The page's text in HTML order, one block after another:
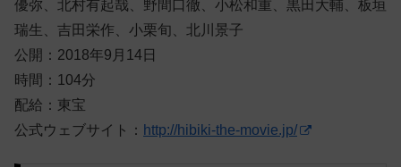
優弥、北村有起哉、野間口徹、小松和重、黒田大輔、板垣
瑞生、吉田栄作、小栗旬、北川景子
公開：2018年9月14日
時間：104分
配給：東宝
公式ウェブサイト： http://hibiki-the-movie.jp/